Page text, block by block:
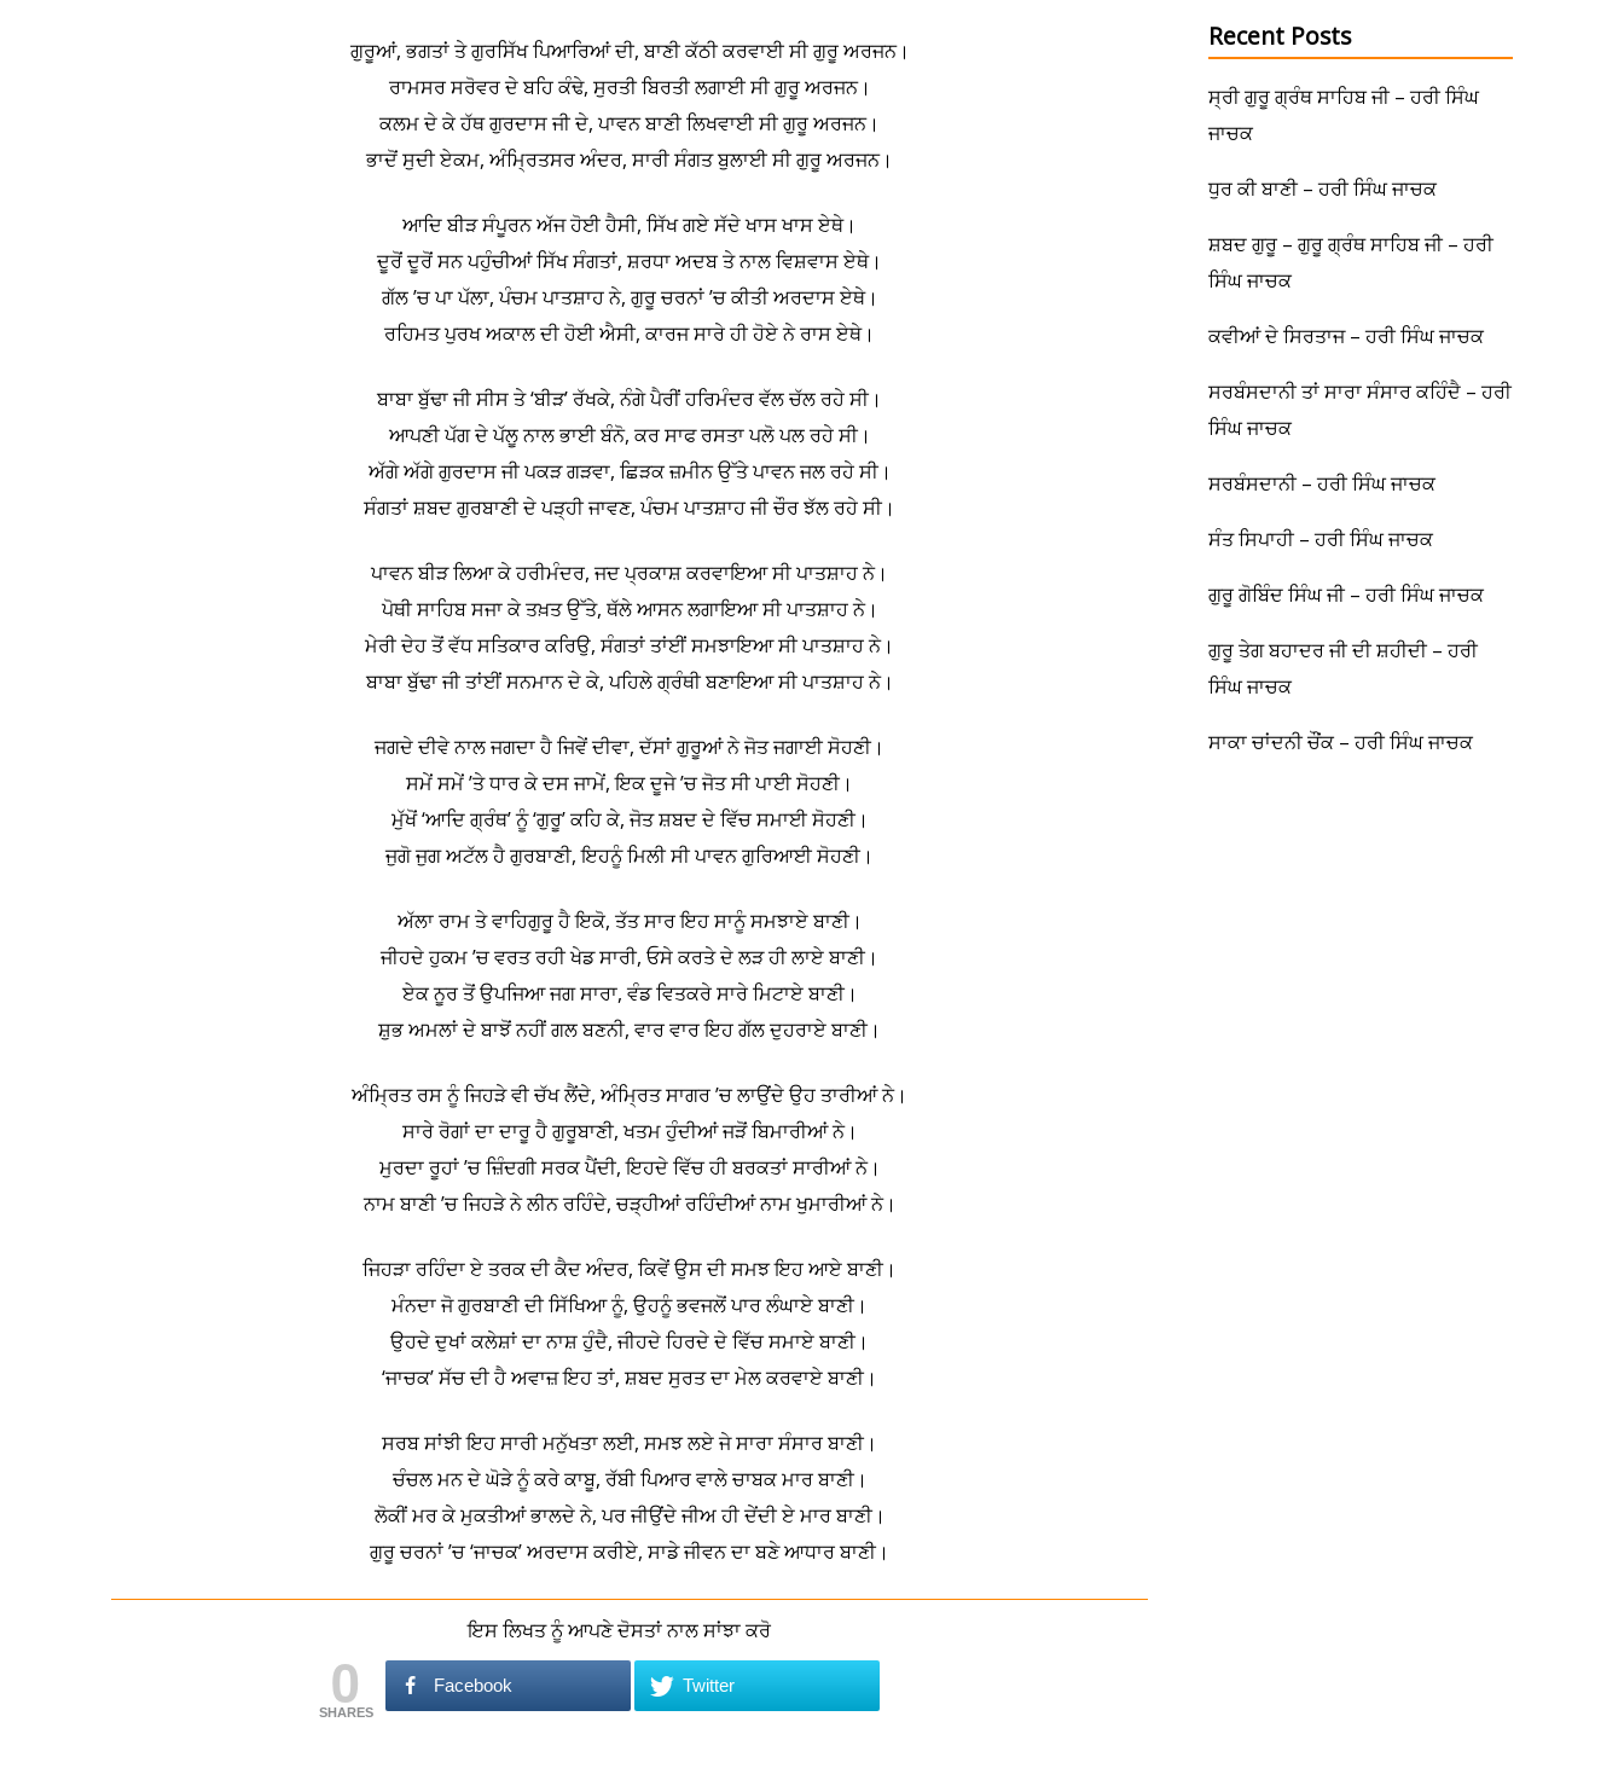
ਗੁਰੂਆਂ, ਭਗਤਾਂ ਤੇ ਗੁਰਸਿੱਖ ਪਿਆਰਿਆਂ ਦੀ, ਬਾਣੀ ਕੱਠੀ ਕਰਵਾਈ ਸੀ ਗੁਰੂ ਅਰਜਨ।
ਰਾਮਸਰ ਸਰੋਵਰ ਦੇ ਬਹਿ ਕੰਢੇ, ਸੁਰਤੀ ਬਿਰਤੀ ਲਗਾਈ ਸੀ ਗੁਰੂ ਅਰਜਨ।
ਕਲਮ ਦੇ ਕੇ ਹੱਥ ਗੁਰਦਾਸ ਜੀ ਦੇ, ਪਾਵਨ ਬਾਣੀ ਲਿਖਵਾਈ ਸੀ ਗੁਰੂ ਅਰਜਨ।
ਭਾਦੋਂ ਸੁਦੀ ਏਕਮ, ਅੰਮ੍ਰਿਤਸਰ ਅੰਦਰ, ਸਾਰੀ ਸੰਗਤ ਬੁਲਾਈ ਸੀ ਗੁਰੂ ਅਰਜਨ।
ਆਦਿ ਬੀੜ ਸੰਪੂਰਨ ਅੱਜ ਹੋਈ ਹੈਸੀ, ਸਿੱਖ ਗਏ ਸੱਦੇ ਖਾਸ ਖਾਸ ਏਥੇ।
ਦੂਰੋਂ ਦੂਰੋਂ ਸਨ ਪਹੁੰਚੀਆਂ ਸਿੱਖ ਸੰਗਤਾਂ, ਸ਼ਰਧਾ ਅਦਬ ਤੇ ਨਾਲ ਵਿਸ਼ਵਾਸ ਏਥੇ।
ਗੱਲ ’ਚ ਪਾ ਪੱਲਾ, ਪੰਚਮ ਪਾਤਸ਼ਾਹ ਨੇ, ਗੁਰੂ ਚਰਨਾਂ ’ਚ ਕੀਤੀ ਅਰਦਾਸ ਏਥੇ।
ਰਹਿਮਤ ਪੁਰਖ ਅਕਾਲ ਦੀ ਹੋਈ ਐਸੀ, ਕਾਰਜ ਸਾਰੇ ਹੀ ਹੋਏ ਨੇ ਰਾਸ ਏਥੇ।
ਬਾਬਾ ਬੁੱਢਾ ਜੀ ਸੀਸ ਤੇ ‘ਬੀੜ’ ਰੱਖਕੇ, ਨੰਗੇ ਪੈਰੀਂ ਹਰਿਮੰਦਰ ਵੱਲ ਚੱਲ ਰਹੇ ਸੀ।
ਆਪਣੀ ਪੱਗ ਦੇ ਪੱਲੂ ਨਾਲ ਭਾਈ ਬੰਨੋ, ਕਰ ਸਾਫ ਰਸਤਾ ਪਲੋ ਪਲ ਰਹੇ ਸੀ।
ਅੱਗੇ ਅੱਗੇ ਗੁਰਦਾਸ ਜੀ ਪਕੜ ਗੜਵਾ, ਛਿੜਕ ਜ਼ਮੀਨ ਉੱਤੇ ਪਾਵਨ ਜਲ ਰਹੇ ਸੀ।
ਸੰਗਤਾਂ ਸ਼ਬਦ ਗੁਰਬਾਣੀ ਦੇ ਪੜ੍ਹੀ ਜਾਵਣ, ਪੰਚਮ ਪਾਤਸ਼ਾਹ ਜੀ ਚੌਰ ਝੱਲ ਰਹੇ ਸੀ।
ਪਾਵਨ ਬੀੜ ਲਿਆ ਕੇ ਹਰੀਮੰਦਰ, ਜਦ ਪ੍ਰਕਾਸ਼ ਕਰਵਾਇਆ ਸੀ ਪਾਤਸ਼ਾਹ ਨੇ।
ਪੋਥੀ ਸਾਹਿਬ ਸਜਾ ਕੇ ਤਖ਼ਤ ਉੱਤੇ, ਥੱਲੇ ਆਸਨ ਲਗਾਇਆ ਸੀ ਪਾਤਸ਼ਾਹ ਨੇ।
ਮੇਰੀ ਦੇਹ ਤੋਂ ਵੱਧ ਸਤਿਕਾਰ ਕਰਿਉ, ਸੰਗਤਾਂ ਤਾਂਈਂ ਸਮਝਾਇਆ ਸੀ ਪਾਤਸ਼ਾਹ ਨੇ।
ਬਾਬਾ ਬੁੱਢਾ ਜੀ ਤਾਂਈਂ ਸਨਮਾਨ ਦੇ ਕੇ, ਪਹਿਲੇ ਗ੍ਰੰਥੀ ਬਣਾਇਆ ਸੀ ਪਾਤਸ਼ਾਹ ਨੇ।
ਜਗਦੇ ਦੀਵੇ ਨਾਲ ਜਗਦਾ ਹੈ ਜਿਵੇਂ ਦੀਵਾ, ਦੱਸਾਂ ਗੁਰੂਆਂ ਨੇ ਜੋਤ ਜਗਾਈ ਸੋਹਣੀ।
ਸਮੇਂ ਸਮੇਂ ’ਤੇ ਧਾਰ ਕੇ ਦਸ ਜਾਮੇਂ, ਇਕ ਦੂਜੇ ’ਚ ਜੋਤ ਸੀ ਪਾਈ ਸੋਹਣੀ।
ਮੁੱਖੋਂ ‘ਆਦਿ ਗ੍ਰੰਥ’ ਨੂੰ ‘ਗੁਰੂ’ ਕਹਿ ਕੇ, ਜੋਤ ਸ਼ਬਦ ਦੇ ਵਿੱਚ ਸਮਾਈ ਸੋਹਣੀ।
ਜੁਗੋ ਜੁਗ ਅਟੱਲ ਹੈ ਗੁਰਬਾਣੀ, ਇਹਨੂੰ ਮਿਲੀ ਸੀ ਪਾਵਨ ਗੁਰਿਆਈ ਸੋਹਣੀ।
ਅੱਲਾ ਰਾਮ ਤੇ ਵਾਹਿਗੁਰੂ ਹੈ ਇਕੋ, ਤੱਤ ਸਾਰ ਇਹ ਸਾਨੂੰ ਸਮਝਾਏ ਬਾਣੀ।
ਜੀਹਦੇ ਹੁਕਮ ’ਚ ਵਰਤ ਰਹੀ ਖੇਡ ਸਾਰੀ, ਓਸੇ ਕਰਤੇ ਦੇ ਲੜ ਹੀ ਲਾਏ ਬਾਣੀ।
ਏਕ ਨੂਰ ਤੋਂ ਉਪਜਿਆ ਜਗ ਸਾਰਾ, ਵੰਡ ਵਿਤਕਰੇ ਸਾਰੇ ਮਿਟਾਏ ਬਾਣੀ।
ਸ਼ੁਭ ਅਮਲਾਂ ਦੇ ਬਾਝੋਂ ਨਹੀਂ ਗਲ ਬਣਨੀ, ਵਾਰ ਵਾਰ ਇਹ ਗੱਲ ਦੁਹਰਾਏ ਬਾਣੀ।
ਅੰਮ੍ਰਿਤ ਰਸ ਨੂੰ ਜਿਹੜੇ ਵੀ ਚੱਖ ਲੈਂਦੇ, ਅੰਮ੍ਰਿਤ ਸਾਗਰ ’ਚ ਲਾਉਂਦੇ ਉਹ ਤਾਰੀਆਂ ਨੇ।
ਸਾਰੇ ਰੋਗਾਂ ਦਾ ਦਾਰੂ ਹੈ ਗੁਰੂਬਾਣੀ, ਖਤਮ ਹੁੰਦੀਆਂ ਜੜੋਂ ਬਿਮਾਰੀਆਂ ਨੇ।
ਮੁਰਦਾ ਰੂਹਾਂ ’ਚ ਜ਼ਿੰਦਗੀ ਸਰਕ ਪੈਂਦੀ, ਇਹਦੇ ਵਿੱਚ ਹੀ ਬਰਕਤਾਂ ਸਾਰੀਆਂ ਨੇ।
ਨਾਮ ਬਾਣੀ ’ਚ ਜਿਹੜੇ ਨੇ ਲੀਨ ਰਹਿੰਦੇ, ਚੜ੍ਹੀਆਂ ਰਹਿੰਦੀਆਂ ਨਾਮ ਖੁਮਾਰੀਆਂ ਨੇ।
ਜਿਹੜਾ ਰਹਿੰਦਾ ਏ ਤਰਕ ਦੀ ਕੈਦ ਅੰਦਰ, ਕਿਵੇਂ ਉਸ ਦੀ ਸਮਝ ਇਹ ਆਏ ਬਾਣੀ।
ਮੰਨਦਾ ਜੋ ਗੁਰਬਾਣੀ ਦੀ ਸਿੱਖਿਆ ਨੂੰ, ਉਹਨੂੰ ਭਵਜਲੋਂ ਪਾਰ ਲੰਘਾਏ ਬਾਣੀ।
ਉਹਦੇ ਦੁਖਾਂ ਕਲੇਸ਼ਾਂ ਦਾ ਨਾਸ਼ ਹੁੰਦੈ, ਜੀਹਦੇ ਹਿਰਦੇ ਦੇ ਵਿੱਚ ਸਮਾਏ ਬਾਣੀ।
‘ਜਾਚਕ’ ਸੱਚ ਦੀ ਹੈ ਅਵਾਜ਼ ਇਹ ਤਾਂ, ਸ਼ਬਦ ਸੁਰਤ ਦਾ ਮੇਲ ਕਰਵਾਏ ਬਾਣੀ।
ਸਰਬ ਸਾਂਝੀ ਇਹ ਸਾਰੀ ਮਨੁੱਖਤਾ ਲਈ, ਸਮਝ ਲਏ ਜੇ ਸਾਰਾ ਸੰਸਾਰ ਬਾਣੀ।
ਚੰਚਲ ਮਨ ਦੇ ਘੋੜੇ ਨੂੰ ਕਰੇ ਕਾਬੂ, ਰੱਬੀ ਪਿਆਰ ਵਾਲੇ ਚਾਬਕ ਮਾਰ ਬਾਣੀ।
ਲੋਕੀਂ ਮਰ ਕੇ ਮੁਕਤੀਆਂ ਭਾਲਦੇ ਨੇ, ਪਰ ਜੀਉਂਦੇ ਜੀਅ ਹੀ ਦੇਂਦੀ ਏ ਮਾਰ ਬਾਣੀ।
ਗੁਰੂ ਚਰਨਾਂ ’ਚ ‘ਜਾਚਕ’ ਅਰਦਾਸ ਕਰੀਏ, ਸਾਡੇ ਜੀਵਨ ਦਾ ਬਣੇ ਆਧਾਰ ਬਾਣੀ।
ਇਸ ਲਿਖਤ ਨੂੰ ਆਪਣੇ ਦੋਸਤਾਂ ਨਾਲ ਸਾਂਝਾ ਕਰੋ
0
SHARES
Facebook Twitter
Recent Posts
ਸ੍ਰੀ ਗੁਰੂ ਗ੍ਰੰਥ ਸਾਹਿਬ ਜੀ – ਹਰੀ ਸਿੰਘ
ਜਾਚਕ
ਧੁਰ ਕੀ ਬਾਣੀ – ਹਰੀ ਸਿੰਘ ਜਾਚਕ
ਸ਼ਬਦ ਗੁਰੂ – ਗੁਰੂ ਗ੍ਰੰਥ ਸਾਹਿਬ ਜੀ – ਹਰੀ
ਸਿੰਘ ਜਾਚਕ
ਕਵੀਆਂ ਦੇ ਸਿਰਤਾਜ – ਹਰੀ ਸਿੰਘ ਜਾਚਕ
ਸਰਬੰਸਦਾਨੀ ਤਾਂ ਸਾਰਾ ਸੰਸਾਰ ਕਹਿੰਦੈ – ਹਰੀ
ਸਿੰਘ ਜਾਚਕ
ਸਰਬੰਸਦਾਨੀ – ਹਰੀ ਸਿੰਘ ਜਾਚਕ
ਸੰਤ ਸਿਪਾਹੀ – ਹਰੀ ਸਿੰਘ ਜਾਚਕ
ਗੁਰੂ ਗੋਬਿੰਦ ਸਿੰਘ ਜੀ – ਹਰੀ ਸਿੰਘ ਜਾਚਕ
ਗੁਰੂ ਤੇਗ ਬਹਾਦਰ ਜੀ ਦੀ ਸ਼ਹੀਦੀ – ਹਰੀ
ਸਿੰਘ ਜਾਚਕ
ਸਾਕਾ ਚਾਂਦਨੀ ਚੌਂਕ – ਹਰੀ ਸਿੰਘ ਜਾਚਕ